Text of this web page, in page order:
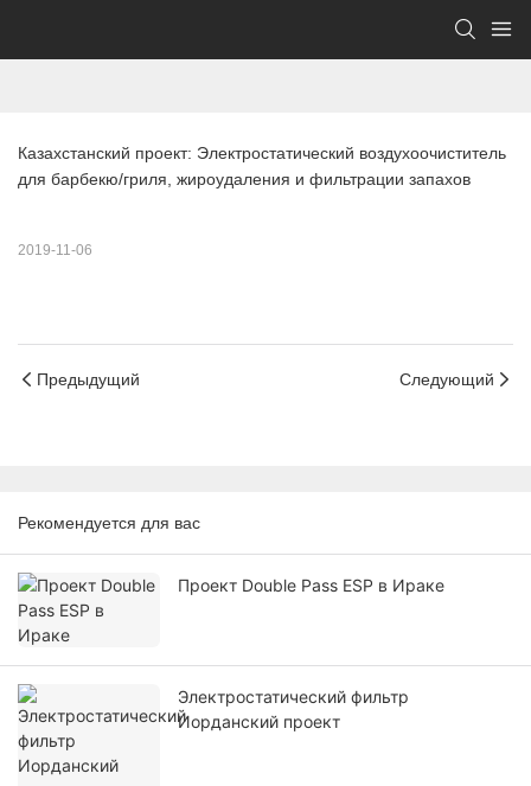
Казахстанский проект: Электростатический воздухоочиститель
для барбекю/гриля, жироудаления и фильтрации запахов
2019-11-06
Предыдущий Следующий
Рекомендуется для вас
Проект Double Pass ESP в Ираке
Электростатический фильтр
Иорданский проект